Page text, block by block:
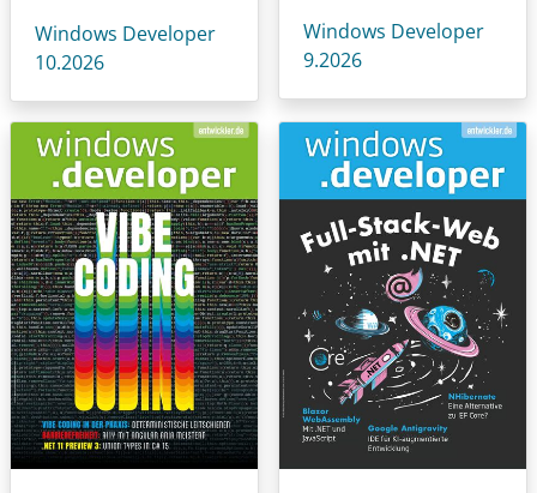
Windows Developer
10.2026
Windows Developer
9.2026